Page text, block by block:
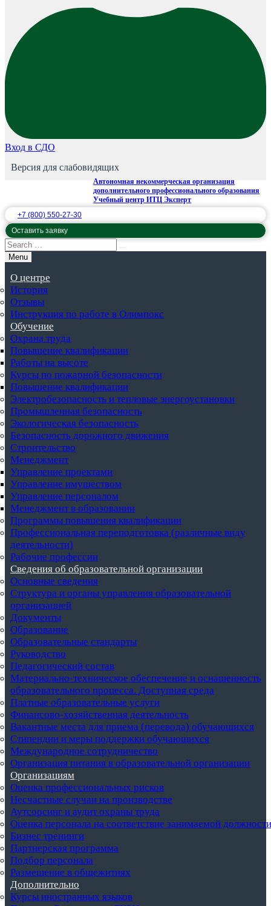
Вход в СДО
Версия для слабовидящих
Автономная некоммерческая организация
дополнительного профессионального образования
Учебный центр ИТЦ Эксперт
+7 (800) 550-27-30
Оставить заявку
Menu
О центре
История
Отзывы
Инструкция по работе в Олимпокс
Обучение
Охрана труда
Повышение квалификации
Работы на высоте
Курсы по пожарной безопасности
Повышение квалификации
Электробезопасность и тепловые энергоустановки
Промышленная безопасность
Экологическая безопасность
Безопасность дорожного движения
Строительство
Менеджмент
Управление проектами
Управление имуществом
Управление персоналом
Менеджмент в образовании
Программы повышения квалификации
Профессиональная переподготовка (различные виду
деятельности)
Рабочие профессии
Сведения об образовательной организации
Основные сведения
Структура и органы управления образовательной
организацией
Документы
Образование
Образовательные стандарты
Руководство
Педагогический состав
Материально-техническое обеспечение и оснащенность
образовательного процесса. Доступная среда
Платные образовательные услуги
Финансово-хозяйственная деятельность
Вакантные места для приема (перевода) обучающихся
Стипендии и меры поддержки обучающихся
Международное сотрудничество
Организация питания в образовательной организации
Организациям
Оценка профессиональных рисков
Несчастные случаи на производстве
Аутсорсинг и аудит охраны труда
Оценка персонала на соответствие занимаемой должности
Бизнес тренинги
Партнерская программа
Подбор персонала
Размещение в общежитиях
Дополнительно
Курсы иностранных языков